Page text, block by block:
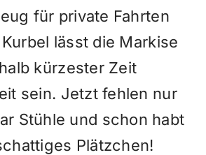
für private Fahrten
lässt die Markise
kürzester Zeit
sein. Jetzt fehlen nur
Stühle und schon habt
Plätzchen!